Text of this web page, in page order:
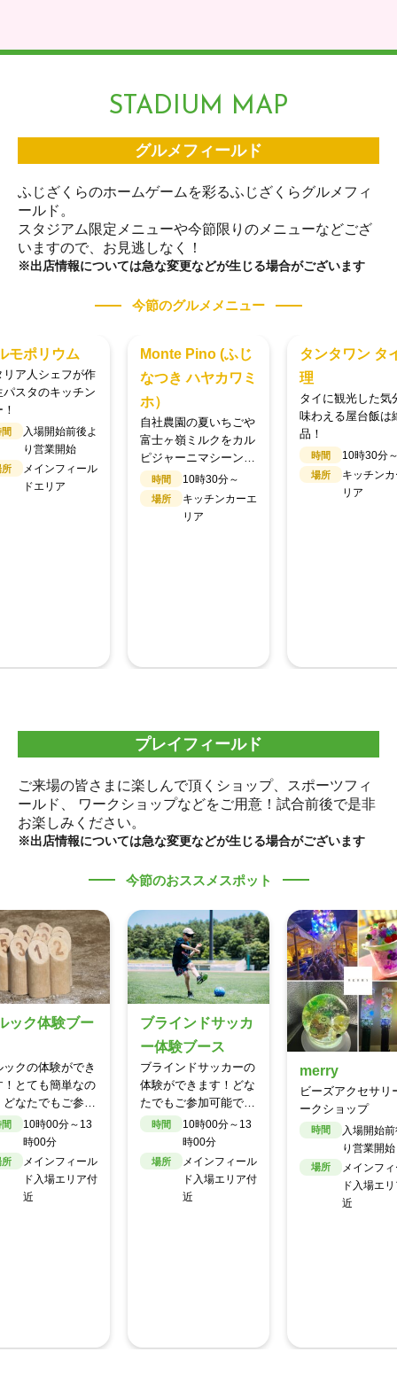
STADIUM MAP
グルメフィールド
ふじざくらのホームゲームを彩るふじざくらグルメフィ
ールド。
スタジアム限定メニューや今節限りのメニューなどござ
いますので、お見逃しなく！​
※出店情報については急な変更などが生じる場合がございます​
今節のグルメメニュー
Pino (ふじ
き ハヤカワミ
農園の夏いちごや
ヶ嶺ミルクをカル
ャーニマシーンで
...
間 10時30分～
タンタワン タイ料
理
タイに観光した気分が
味わえる屋台飯は絶
品！
時間 10時30分～
場所
キッチンカーエ
リア
Pepupキッチ
（コラボ商品
い）
米粉で作るピザと
人気のピザ屋！
時間
入場開始
り営業開始
キッチン
プレイフィールド
ご来場の皆さまに楽しんで頂くショップ、スポーツフィ
ールド、
ワークショップなどをご用意！試合前後で是非
お楽しみください。
※出店情報については急な変更などが生じる場合がございます
今節のおススメスポット
インドサッカ
インドサッカーの
ができます！どな
もご参加可能で
間
10時00分～13
時00分
所
メインフィール
ド入場エリア付
近
merry
ビーズアクセサリーワ
ークショップ
時間
入場開始前後よ
り営業開始
場所
メインフィール
ド入場エリア付
近
手相観すーさ
手相＆数秘術を
た鑑定。
時間
入場開始
り営業開始
場所
メインフ
ド入場・
エリア付近